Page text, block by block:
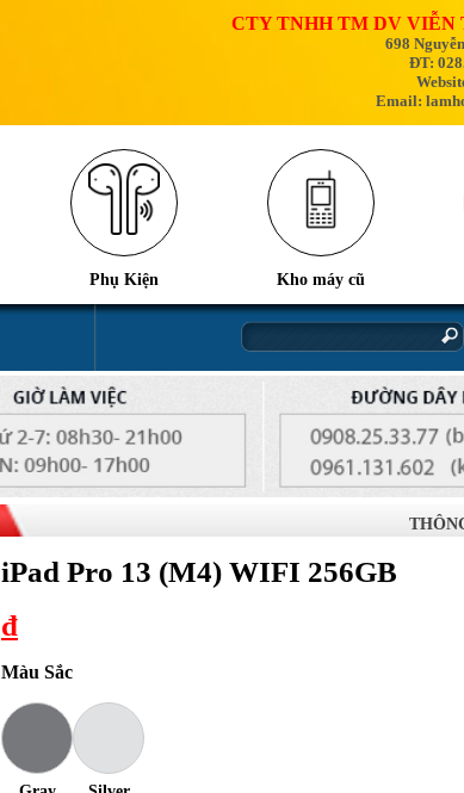
CTY TNHH TM DV VIỄN
698
ĐT:
Email:
Phụ Kiện Kho máy cũ
iPad Pro 13 (M4) WIFI 256GB
đ
Màu Sắc